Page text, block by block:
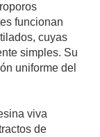
funcionan
cuyas
simples. Su
uniforme del
viva
de